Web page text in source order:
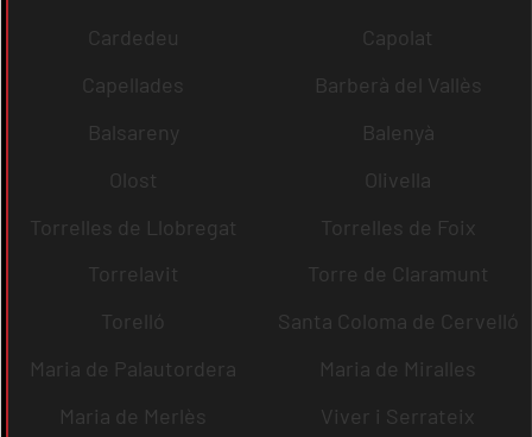
Cardedeu
Capolat
Capellades
Barberà del Vallès
Balsareny
Balenyà
Olost
Olivella
Torrelles de Llobregat
Torrelles de Foix
Torrelavit
Torre de Claramunt
Torelló
Santa Coloma de Cervelló
Maria de Palautordera
Maria de Miralles
Maria de Merlès
Viver i Serrateix